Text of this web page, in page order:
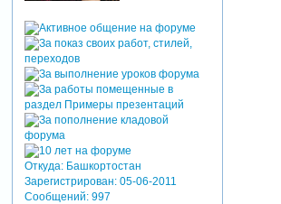
Откуда:Башкортостан
Зарегистрирован: 05-06-2011
Сообщений:997